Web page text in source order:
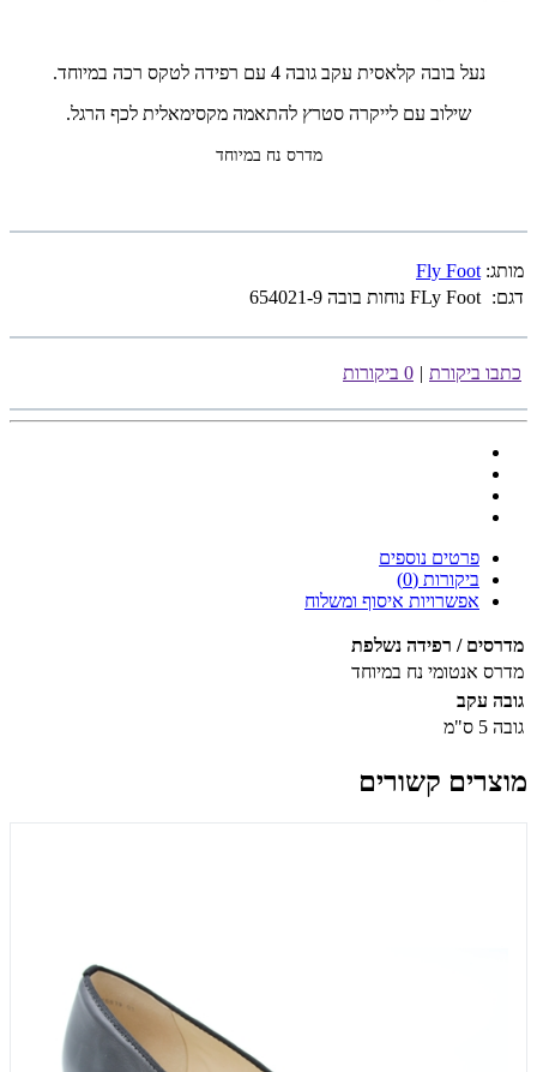
נעל בובה קלאסית עקב גובה 4 עם רפידה לטקס רכה במיוחד.
שילוב עם לייקרה סטרץ להתאמה מקסימאלית לכף הרגל.
מדרס נח במיוחד
מותג: Fly Foot
דגם: FLy Foot נוחות בובה 654021-9
כתבו ביקורת | 0 ביקורות
פרטים נוספים
ביקורות (0)
אפשרויות איסוף ומשלוח
מדרסים / רפידה נשלפת
מדרס אנטומי נח במיוחד
גובה עקב
גובה 5 ס"מ
מוצרים קשורים